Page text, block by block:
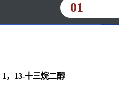
01
1，13-十三烷二醇